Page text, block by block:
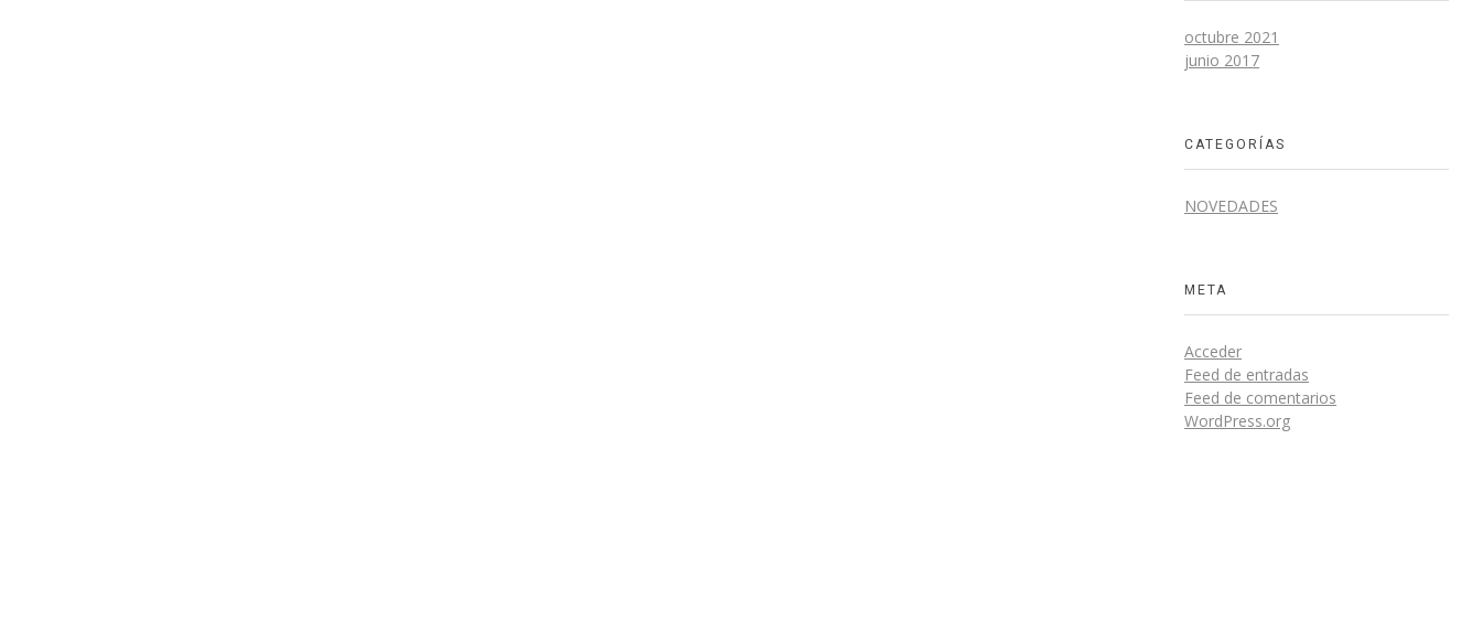
octubre 2021
junio 2017
CATEGORÍAS
NOVEDADES
META
Acceder
Feed de entradas
Feed de comentarios
WordPress.org